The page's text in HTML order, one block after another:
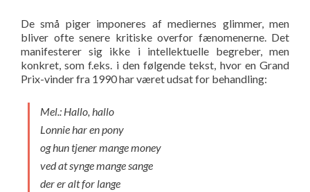
De små piger imponeres af mediernes glimmer, men
bliver ofte senere kritiske overfor fænomenerne. Det
manifesterer sig ikke i intellektuelle begreber, men
konkret, som f.eks. i den følgende tekst, hvor en Grand
Prix-vinder fra 1990 har været udsat for behandling:
Mel.: Hallo, hallo
Lonnie har en pony
og hun tjener mange money
ved at synge mange sange
der er alt for lange